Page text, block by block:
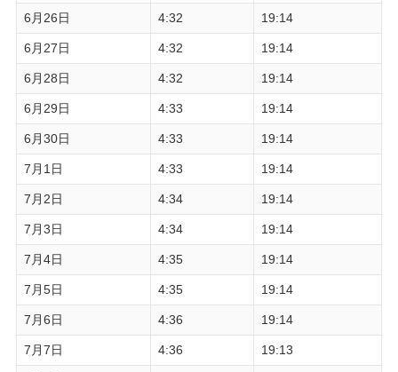
6月26日 4:32 19:14
6月27日 4:32 19:14
6月28日 4:32 19:14
6月29日 4:33 19:14
6月30日 4:33 19:14
7月1日 4:33 19:14
7月2日 4:34 19:14
7月3日 4:34 19:14
7月4日 4:35 19:14
7月5日 4:35 19:14
7月6日 4:36 19:14
7月7日 4:36 19:13